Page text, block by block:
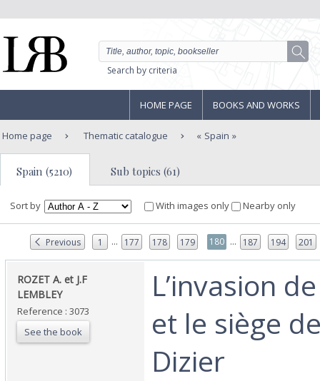
Search by criteria
HOME PAGE BOOKS AND WORKS
Home page Thematic catalogue Spain
Spain (5210) Sub topics (61)
Sort by With images only Nearby only
Previous 1 ... 177 178 179 180 ... 187 194 201
‎ROZET A. et J.F
LEMBLEY ‎
Reference : 3073
See the book
‎L’invasion
et le siège
Dizier ‎